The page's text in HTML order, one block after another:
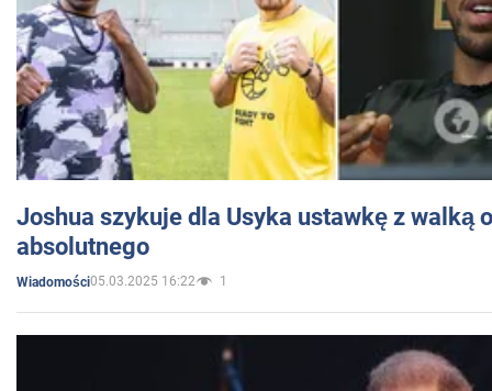
Joshua szykuje dla Usyka ustawkę z walką
absolutnego
Wiadomości05.03.2025 16:22 1